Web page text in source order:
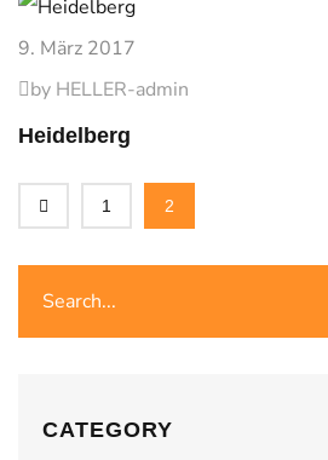
9. März 2017
by HELLER-admin
Heidelberg
1 2
CATEGORY